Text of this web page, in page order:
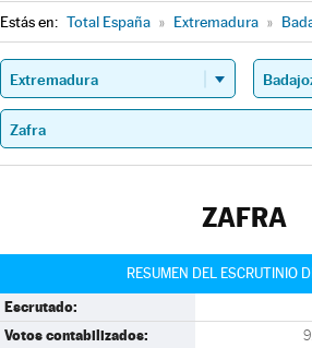
Estás en: Total España » Extremadura »
ZAFRA
RESUMEN DEL ESCRUTINIO
Escrutado:
Votos contabilizados: